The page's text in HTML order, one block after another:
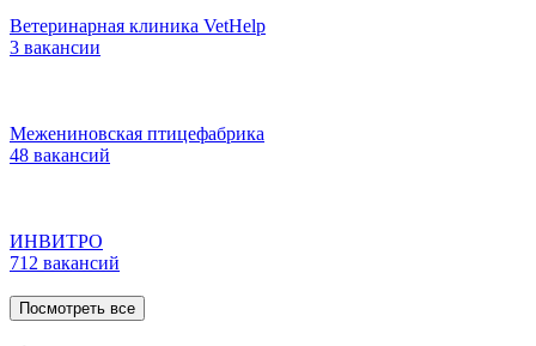
Ветеринарная клиника VetHelp
3 вакансии
Межениновская птицефабрика
48 вакансий
ИНВИТРО
712 вакансий
Посмотреть все